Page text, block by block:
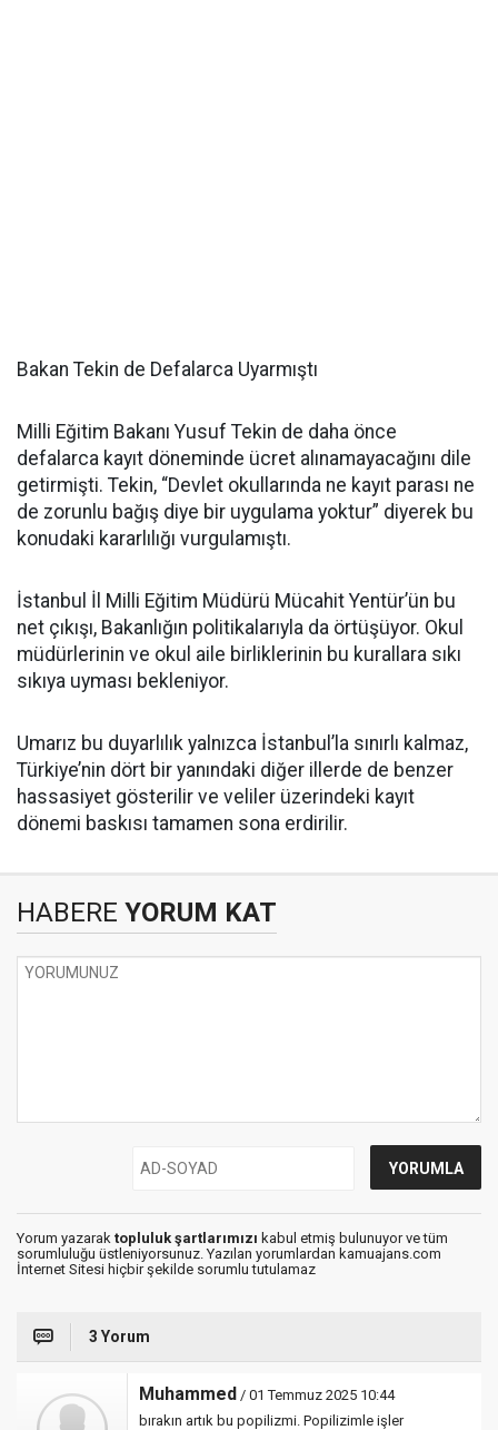
Bakan Tekin de Defalarca Uyarmıştı
Milli Eğitim Bakanı Yusuf Tekin de daha önce
defalarca kayıt döneminde ücret alınamayacağını dile
getirmişti. Tekin, “Devlet okullarında ne kayıt parası ne
de zorunlu bağış diye bir uygulama yoktur” diyerek bu
konudaki kararlılığı vurgulamıştı.
İstanbul İl Milli Eğitim Müdürü Mücahit Yentür’ün bu
net çıkışı, Bakanlığın politikalarıyla da örtüşüyor. Okul
müdürlerinin ve okul aile birliklerinin bu kurallara sıkı
sıkıya uyması bekleniyor.
Umarız bu duyarlılık yalnızca İstanbul’la sınırlı kalmaz,
Türkiye’nin dört bir yanındaki diğer illerde de benzer
hassasiyet gösterilir ve veliler üzerindeki kayıt
dönemi baskısı tamamen sona erdirilir.
HABERE YORUM KAT
Yorum yazarak topluluk şartlarımızı kabul etmiş bulunuyor ve tüm
sorumluluğu üstleniyorsunuz. Yazılan yorumlardan kamuajans.com
İnternet Sitesi hiçbir şekilde sorumlu tutulamaz
3 Yorum
Muhammed / 01 Temmuz 2025 10:44
bırakın artık bu popilizmi. Popilizimle işler